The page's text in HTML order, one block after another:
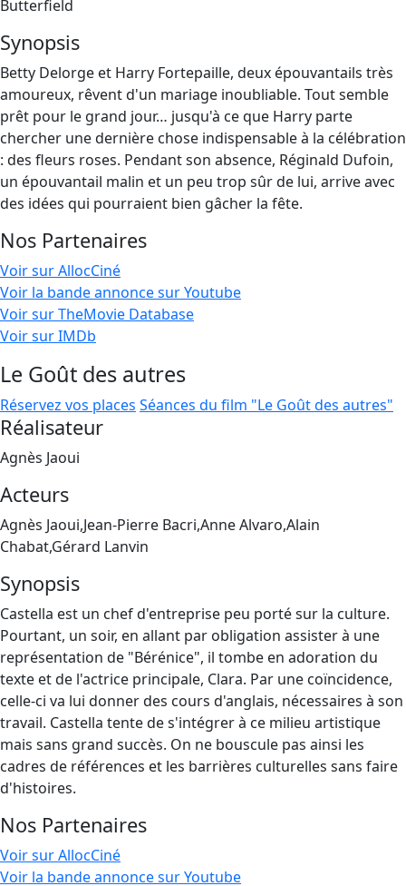
Butterfield
Synopsis
Betty Delorge et Harry Fortepaille, deux épouvantails très
amoureux, rêvent d'un mariage inoubliable. Tout semble
prêt pour le grand jour… jusqu'à ce que Harry parte
chercher une dernière chose indispensable à la célébration
: des fleurs roses. Pendant son absence, Réginald Dufoin,
un épouvantail malin et un peu trop sûr de lui, arrive avec
des idées qui pourraient bien gâcher la fête.
Nos Partenaires
Voir sur AllocCiné
Voir la bande annonce sur Youtube
Voir sur TheMovie Database
Voir sur IMDb
Le Goût des autres
Réservez vos places Séances du film "Le Goût des autres"
Réalisateur
Agnès Jaoui
Acteurs
Agnès Jaoui,Jean-Pierre Bacri,Anne Alvaro,Alain
Chabat,Gérard Lanvin
Synopsis
Castella est un chef d'entreprise peu porté sur la culture.
Pourtant, un soir, en allant par obligation assister à une
représentation de "Bérénice", il tombe en adoration du
texte et de l'actrice principale, Clara. Par une coïncidence,
celle-ci va lui donner des cours d'anglais, nécessaires à son
travail. Castella tente de s'intégrer à ce milieu artistique
mais sans grand succès. On ne bouscule pas ainsi les
cadres de références et les barrières culturelles sans faire
d'histoires.
Nos Partenaires
Voir sur AllocCiné
Voir la bande annonce sur Youtube